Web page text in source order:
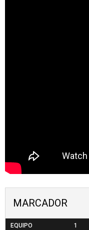
MARCADOR
EQUIPO 1